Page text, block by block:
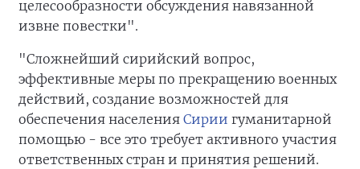
целесообразности обсуждения навязанной
извне повестки".
"Сложнейший сирийский вопрос,
эффективные меры по прекращению военных
действий, создание возможностей для
обеспечения населения Сирии гуманитарной
помощью - все это требует активного участия
ответственных стран и принятия решений.